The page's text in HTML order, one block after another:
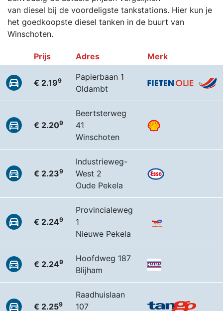
van diesel bij de voordeligste tankstations. Hier kun je
het goedkoopste diesel tanken in de buurt van
Winschoten.
Prijs Adres Merk
€ 2.199
Papierbaan 1
Oldambt
€ 2.209
Beertsterweg
41
Winschoten
€ 2.239
Industrieweg-
West 2
Oude Pekela
€ 2.249
Provincialeweg
1
Nieuwe Pekela
€ 2.249
Hoofdweg 187
Blijham
€ 2.259
Raadhuislaan
107